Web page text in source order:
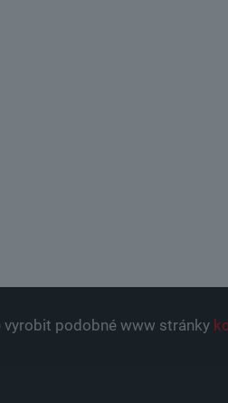
vyrobit podobné www stránky